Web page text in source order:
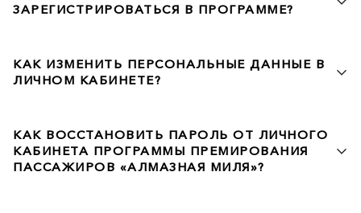
ЗАРЕГИСТРИРОВАТЬСЯ В ПРОГРАММЕ?
КАК ИЗМЕНИТЬ ПЕРСОНАЛЬНЫЕ ДАННЫЕ В
ЛИЧНОМ КАБИНЕТЕ?
КАК ВОССТАНОВИТЬ ПАРОЛЬ ОТ ЛИЧНОГО
КАБИНЕТА ПРОГРАММЫ ПРЕМИРОВАНИЯ
ПАССАЖИРОВ «АЛМАЗНАЯ МИЛЯ»?